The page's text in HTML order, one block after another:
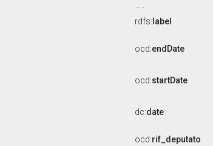
rdfs: label
ocd:endDate
ocd:startDate
dc:date
ocd:rif_deputato